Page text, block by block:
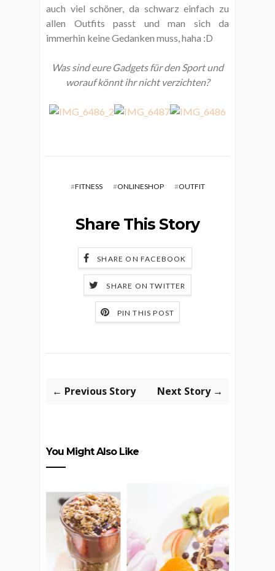
auch viel schöner, da schwarz einfach zu
allen Outfits passt und man sich da
immerhin keine Gedanken muss, haha :D
Was sind eure Gadgets für den Sport und
worauf könnt ihr nicht verzichten?
#FITNESS #ONLINESHOP #OUTFIT
Share This Story
SHARE ON FACEBOOK
SHARE ON TWITTER
PIN THIS POST
← Previous Story Next Story →
You Might Also Like